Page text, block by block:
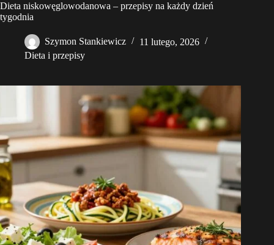
Dieta niskowęglowodanowa – przepisy na każdy dzień
tygodnia
Szymon Stankiewicz
11 lutego, 2026
Dieta i przepisy